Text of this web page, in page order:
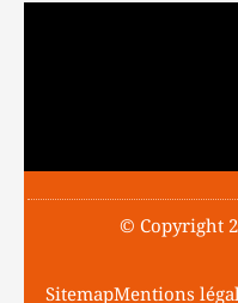
© Copyright
SitemapMentions